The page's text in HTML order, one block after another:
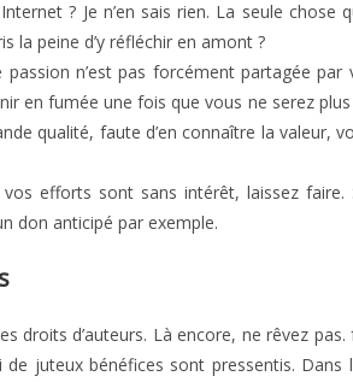
? Je n’en sais rien. La seule
la peine d’y réfléchir en amont ?
n’est pas forcément partagée
en fumée une fois que vous ne serez
qualité, faute d’en connaître la valeur,
efforts sont sans intérêt, laissez
don anticipé par exemple.
droits d’auteurs. Là encore, ne rêvez
de juteux bénéfices sont pressentis.